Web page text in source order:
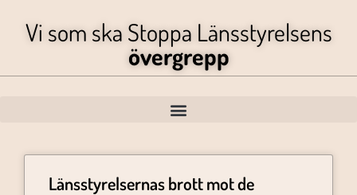
Vi som ska Stoppa Länsstyrelsens
övergrepp
Länsstyrelsernas brott mot de